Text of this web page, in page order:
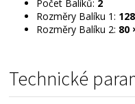
Počet Balíků: 2
Rozměry Balíku 1:
Rozměry Balíku 2: 80
Technické